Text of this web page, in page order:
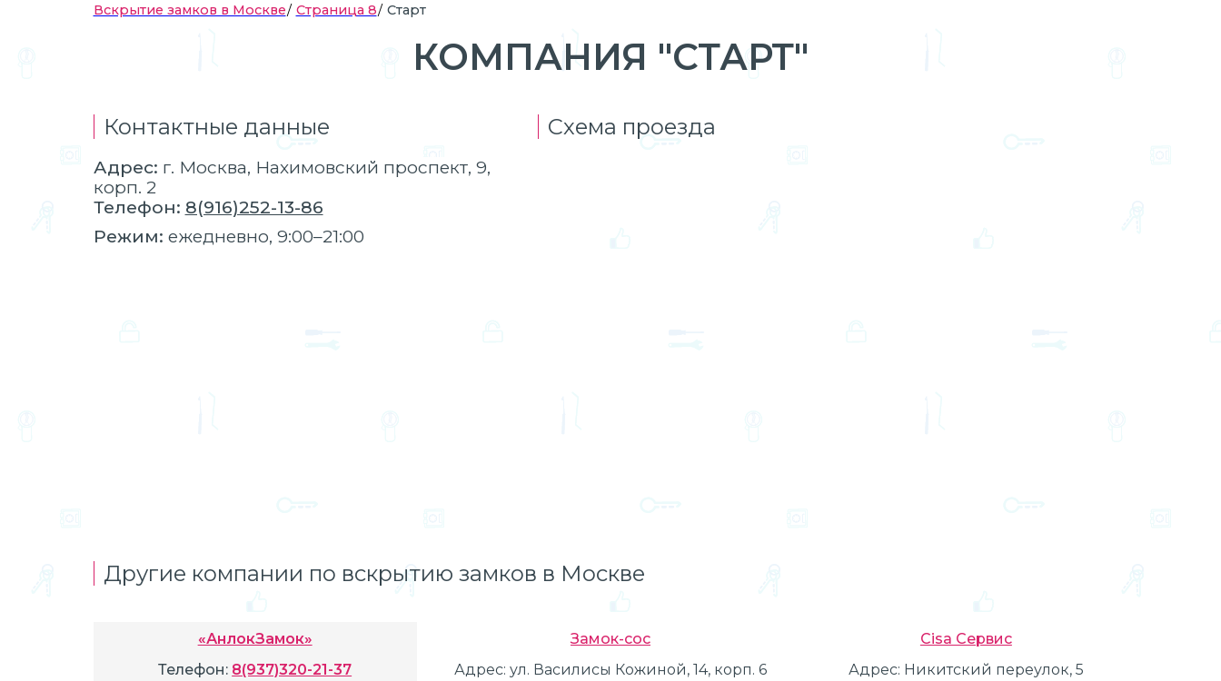
Вскрытие замков в Москве Страница 8 Старт
КОМПАНИЯ "СТАРТ"
Контактные данные
Адрес: г. Москва, Нахимовский проспект, 9,
корп. 2
Телефон: 8(916)252-13-86
Режим: ежедневно, 9:00–21:00
Схема проезда
Другие компании по вскрытию замков в Москве
«АнлокЗамок»
Телефон: 8(937)320-21-37
Замок-сос
Адрес: ул. Василисы Кожиной, 14, корп. 6
Cisa Сервис
Адрес: Никитский переулок, 5